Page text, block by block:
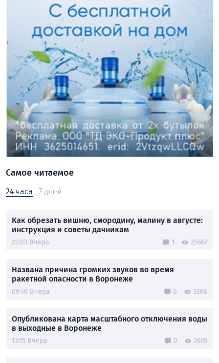
Самое читаемое
24 часа 7 дней
Как обрезать вишню, смородину, малину в августе:
инструкция и советы дачникам
22:03 Вчера 1 25667
Названа причина громких звуков во время
ракетной опасности в Воронеже
09:40 Вчера 0 3268
Опубликована карта масштабного отключения воды
в выходные в Воронеже
13:15 Вчера 0 2665